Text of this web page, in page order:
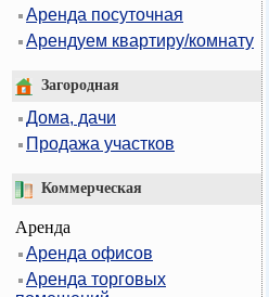
Аренда посуточная
Арендуем квартиру/комнату
Загородная
Дома, дачи
Продажа участков
Коммерческая
Аренда
Аренда офисов
Аренда торговых